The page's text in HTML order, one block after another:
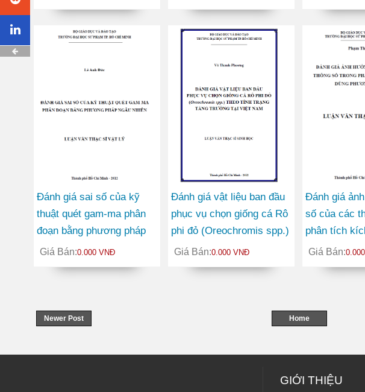
Hồ Chí Minh
Đánh giá sai số của kỹ
thuật quét gam-ma phân
đoạn bằng phương pháp
ngẫu nhiên
Giá Bán:0.000 VNĐ
Đánh giá vật liệu ban đầu
phục vụ chọn giống cá Rô
phi đỏ (Oreochromis spp.)
theo tính trạng tăng
trưởng tại Việt Nam
Giá Bán:0.000 VNĐ
Đánh giá
số của các
phân tích
phương
Giá Bán:
Newer Post Home
GIỚI THIỆU